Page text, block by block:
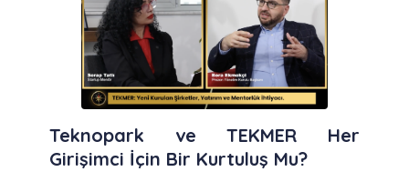
Teknopark ve TEKMER Her
Girişimci İçin Bir Kurtuluş Mu?